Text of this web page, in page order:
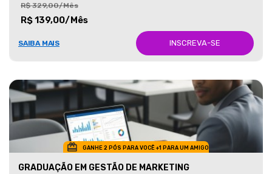
R$ 329,00/Mês
R$ 139,00/Mês
SAIBA MAIS INSCREVA-SE
GANHE 2 PÓS PARA VOCÊ +1 PARA UM AMIGO
GRADUAÇÃO EM GESTÃO DE MARKETING